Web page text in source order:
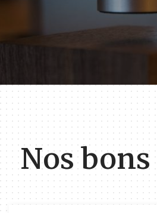
Nos